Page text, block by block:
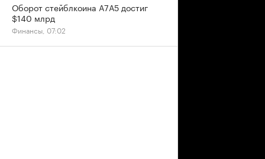
Оборот стейблкоина А7А5 достиг
$140 млрд
Финансы, 07:02